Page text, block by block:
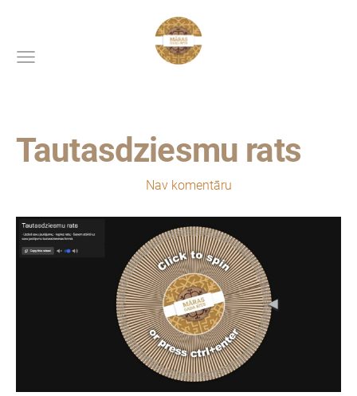
Tautasdziesmu rats
Nav komentāru